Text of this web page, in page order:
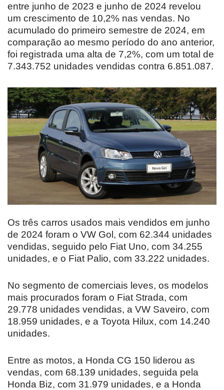
entre junho de 2023 e junho de 2024 revelou
um crescimento de 10,2% nas vendas. No
acumulado do primeiro semestre de 2024, em
comparação ao mesmo período do ano anterior,
foi registrada uma alta de 7,2%, com um total de
7.343.752 unidades vendidas contra 6.851.087.
Os três carros usados mais vendidos em junho
de 2024 foram o VW Gol, com 62.344 unidades
vendidas, seguido pelo Fiat Uno, com 34.255
unidades, e o Fiat Palio, com 33.222 unidades.
No segmento de comerciais leves, os modelos
mais procurados foram o Fiat Strada, com
29.778 unidades vendidas, a VW Saveiro, com
18.959 unidades, e a Toyota Hilux, com 14.240
unidades.
Entre as motos, a Honda CG 150 liderou as
vendas, com 68.139 unidades, seguida pela
Honda Biz, com 31.979 unidades, e a Honda